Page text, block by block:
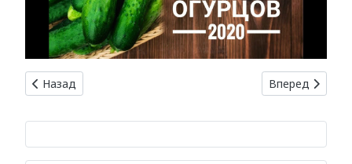
Предыдущий: Выращивание плодовых деревьев: лучшие
Назад Следующий:
Вперед